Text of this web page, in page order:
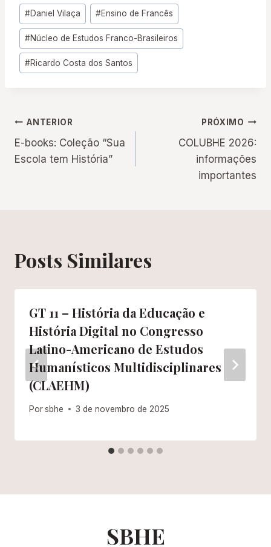
Tags
do
Post:
#Daniel Vilaça #Ensino de Francês
#Núcleo de Estudos Franco-Brasileiros
#Ricardo Costa dos Santos
Navegação
de
ANTERIOR
E-books: Coleção “Sua
Escola tem História”
PRÓXIMO
COLUBHE 2026:
informações
importantes
Posts Similares
GT 11 – História da Educação e
História Digital no Congresso
Latino-Americano de Estudos
Humanísticos Multidisciplinares
(CLAEHM)
Porsbhe 3 de novembro de 2025
SBHE